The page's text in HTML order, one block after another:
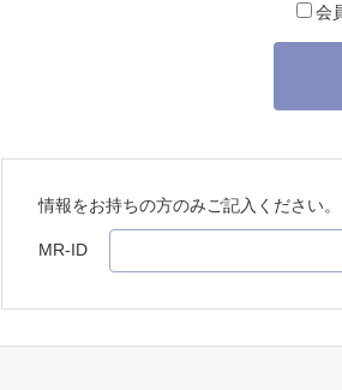
会
情報をお持ちの方のみご記入ください。
MR-ID